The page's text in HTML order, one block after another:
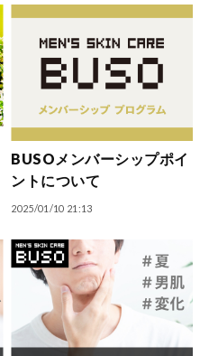
BUSOメンバーシップポイ
ントについて
2025/01/10 21:13